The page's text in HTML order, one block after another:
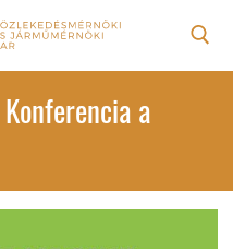
a